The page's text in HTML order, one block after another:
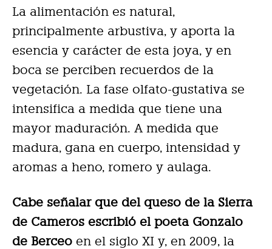
La alimentación es natural,
principalmente arbustiva, y aporta la
esencia y carácter de esta joya, y en
boca se perciben recuerdos de la
vegetación. La fase olfato-gustativa se
intensifica a medida que tiene una
mayor maduración. A medida que
madura, gana en cuerpo, intensidad y
aromas a heno, romero y aulaga.
Cabe señalar que del queso de la Sierra
de Cameros escribió el poeta Gonzalo
de Berceo en el siglo XI y, en 2009, la